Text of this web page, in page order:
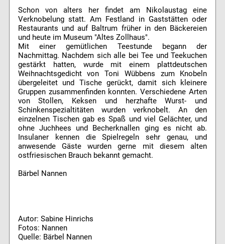
Schon von alters her findet am Nikolaustag eine
Verknobelung statt. Am Festland in Gaststätten oder
Restaurants und auf Baltrum früher in den Bäckereien
und heute im Museum "Altes Zollhaus".
Mit einer gemütlichen Teestunde begann der
Nachmittag. Nachdem sich alle bei Tee und Teekuchen
gestärkt hatten, wurde mit einem plattdeutschen
Weihnachtsgedicht von Toni Wübbens zum Knobeln
übergeleitet und Tische gerückt, damit sich kleinere
Gruppen zusammenfinden konnten. Verschiedene Arten
von Stollen, Keksen und herzhafte Wurst- und
Schinkenspezialtitäten wurden verknobelt. An den
einzelnen Tischen gab es Spaß und viel Gelächter, und
ohne Juchhees und Becherknallen ging es nicht ab.
Insulaner kennen die Spielregeln sehr genau, und
anwesende Gäste wurden gerne mit diesem alten
ostfriesischen Brauch bekannt gemacht.
Bärbel Nannen
Autor: Sabine Hinrichs
Fotos: Nannen
Quelle: Bärbel Nannen